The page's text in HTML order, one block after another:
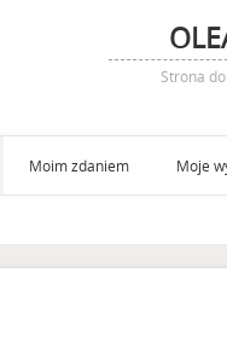
Strona
Moim zdaniem Moje